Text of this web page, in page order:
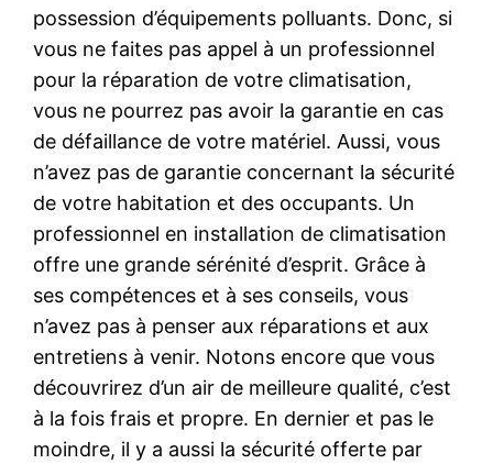
possession d’équipements polluants. Donc, si
vous ne faites pas appel à un professionnel
pour la réparation de votre climatisation,
vous ne pourrez pas avoir la garantie en cas
de défaillance de votre matériel. Aussi, vous
n’avez pas de garantie concernant la sécurité
de votre habitation et des occupants. Un
professionnel en installation de climatisation
offre une grande sérénité d’esprit. Grâce à
ses compétences et à ses conseils, vous
n’avez pas à penser aux réparations et aux
entretiens à venir. Notons encore que vous
découvrirez d’un air de meilleure qualité, c’est
à la fois frais et propre. En dernier et pas le
moindre, il y a aussi la sécurité offerte par